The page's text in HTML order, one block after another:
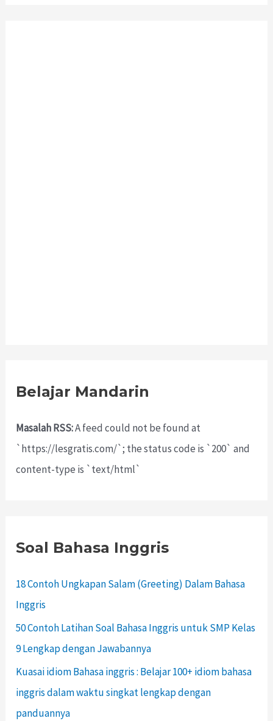
Belajar Mandarin
Masalah RSS:A feed could not be found at
`https://lesgratis.com/`; the status code is `200` and
content-type is `text/html`
Soal Bahasa Inggris
18 Contoh Ungkapan Salam (Greeting) Dalam Bahasa
Inggris
50 Contoh Latihan Soal Bahasa Inggris untuk SMP Kelas
9 Lengkap dengan Jawabannya
Kuasai idiom Bahasa inggris : Belajar 100+ idiom bahasa
inggris dalam waktu singkat lengkap dengan
panduannya